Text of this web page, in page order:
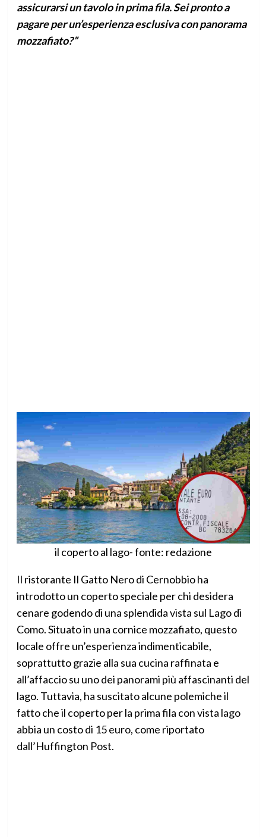
assicurarsi un tavolo in prima fila. Sei pronto a
pagare per un’esperienza esclusiva con panorama
mozzafiato?”
il coperto al lago- fonte: redazione
Il ristorante Il Gatto Nero di Cernobbio ha
introdotto un coperto speciale per chi desidera
cenare godendo di una splendida vista sul Lago di
Como. Situato in una cornice mozzafiato, questo
locale offre un’esperienza indimenticabile,
soprattutto grazie alla sua cucina raffinata e
all’affaccio su uno dei panorami più affascinanti del
lago. Tuttavia, ha suscitato alcune polemiche il
fatto che il coperto per la prima fila con vista lago
abbia un costo di 15 euro, come riportato
dall’Huffington Post.